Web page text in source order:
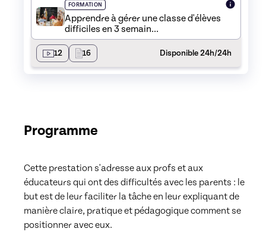
FORMATION
Apprendre à gérer une classe d'élèves
difficiles en 3 semain...
12 16 Disponible 24h/24h
Programme
Cette prestation s'adresse aux profs et aux
éducateurs qui ont des difficultés avec les parents : le
but est de leur faciliter la tâche en leur expliquant de
manière claire, pratique et pédagogique comment se
positionner avec eux.